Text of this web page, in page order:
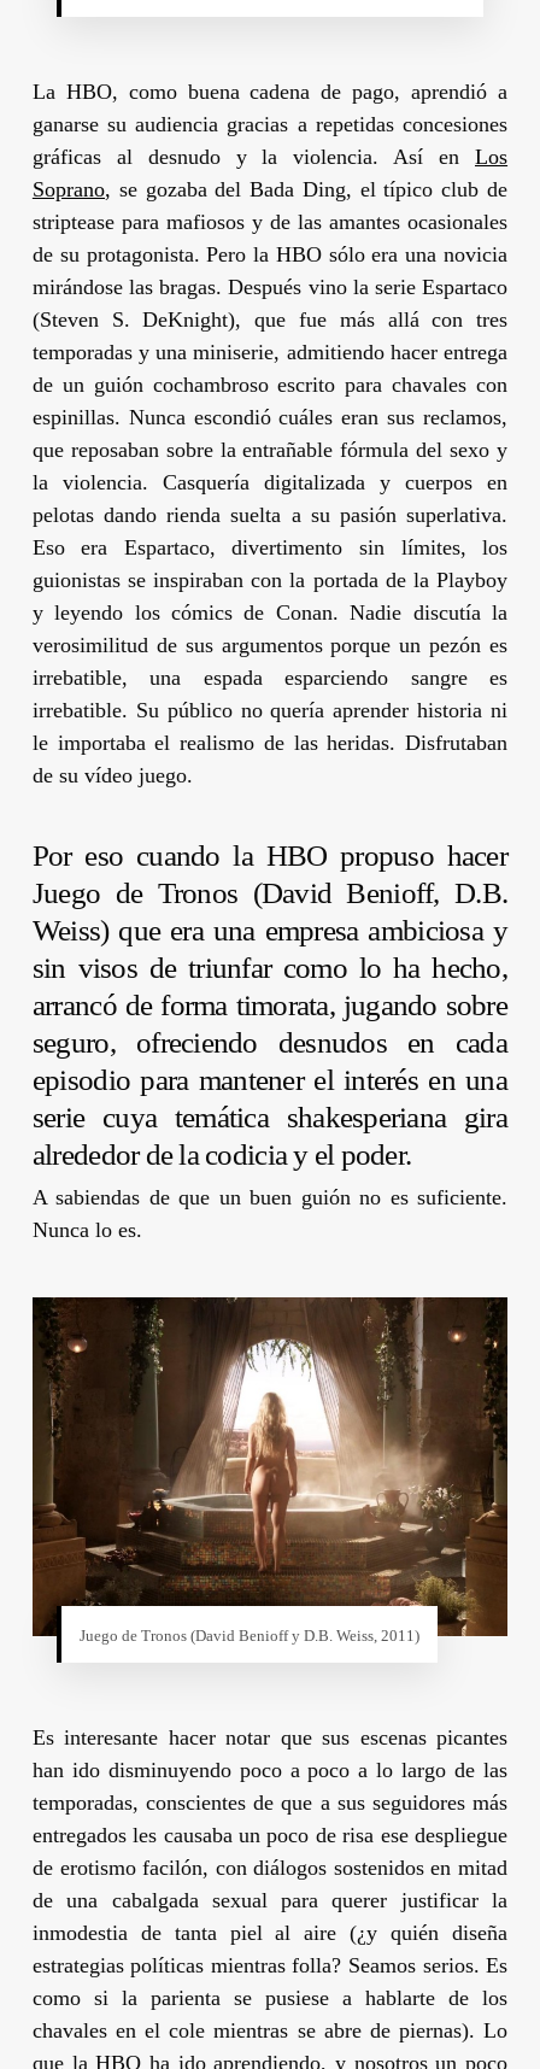
La HBO, como buena cadena de pago, aprendió a
ganarse su audiencia gracias a repetidas concesiones
gráficas al desnudo y la violencia. Así enLos
Soprano, se gozaba del Bada Ding, el típico club de
striptease para mafiosos y de las amantes ocasionales
de su protagonista. Pero la HBO sólo era una novicia
mirándose las bragas. Después vino la serieEspartaco
(Steven S. DeKnight), que fue más allá con tres
temporadas y una miniserie, admitiendo hacer entrega
de un guión cochambroso escrito para chavales con
espinillas. Nunca escondió cuáles eran sus reclamos,
que reposaban sobre la entrañable fórmula del sexo y
la violencia. Casquería digitalizada y cuerpos en
pelotas dando rienda suelta a su pasión superlativa.
Eso era Espartaco, divertimento sin límites, los
guionistas se inspiraban con la portada de la Playboy
y leyendo los cómics de Conan. Nadie discutía la
verosimilitud de sus argumentos porque un pezón es
irrebatible, una espada esparciendo sangre es
irrebatible. Su público no quería aprender historia ni
le importaba el realismo de las heridas. Disfrutaban
de su vídeo juego.
Por eso cuando la HBO propuso hacer
Juego de Tronos (David Benioff, D.B.
Weiss) que era una empresa ambiciosa y
sin visos de triunfar como lo ha hecho,
arrancó de forma timorata, jugando sobre
seguro, ofreciendo desnudos en cada
episodio para mantener el interés en una
serie cuya temática shakesperiana gira
alrededor de la codicia y el poder.
A sabiendas de que un buen guión no es suficiente.
Nunca lo es.
Juego de Tronos (David BenioffyD.B. Weiss, 2011)
Es interesante hacer notar que sus escenas picantes
han ido disminuyendo poco a poco a lo largo de las
temporadas, conscientes de que a sus seguidores más
entregados les causaba un poco de risa ese despliegue
de erotismo facilón, con diálogos sostenidos en mitad
de una cabalgada sexual para querer justificar la
inmodestia de tanta piel al aire (¿y quién diseña
estrategias políticas mientras folla? Seamos serios. Es
como si la parienta se pusiese a hablarte de los
chavales en el cole mientras se abre de piernas). Lo
que la HBO ha ido aprendiendo, y nosotros un poco